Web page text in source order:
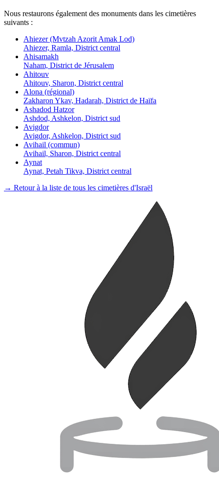
Nous restaurons également des monuments dans les cimetières
suivants :
Ahiezer (Mvtzah Azorit Amak Lod)
Ahiezer, Ramla, District central
Ahisamakh
Naham, District de Jérusalem
Ahitouv
Ahitouv, Sharon, District central
Alona (régional)
Zakharon Ykav, Hadarah, District de Haïfa
Ashadod Hatzor
Ashdod, Ashkelon, District sud
Avigdor
Avigdor, Ashkelon, District sud
Avihail (commun)
Avihail, Sharon, District central
Aynat
Aynat, Petah Tikva, District central
→ Retour à la liste de tous les cimetières d'Israël